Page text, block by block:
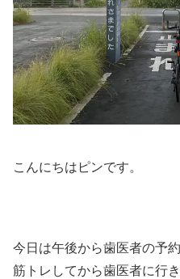
こんにちはピンです。
今日は午後から歯医者の予
筋トレしてから歯医者に行